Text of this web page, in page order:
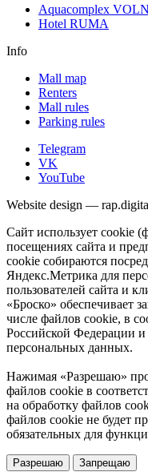
Aquacomplex
Hotel RUMA
Info
Mall map
Renters
Mall rules
Parking rules
Telegram
VK
YouTube
Website design —
Сайт использует cookie
посещениях сайта и
cookie собираются
Яндекс.Метрика для
пользователей сайта и
«Броско» обеспечивает
числе файлов cookie, в
Российской Федерации
персональных данных.
Нажимая «Разрешаю»
файлов cookie в
на обработку файлов
файлов cookie не будет
обязательных для
Разрешаю Запрещаю